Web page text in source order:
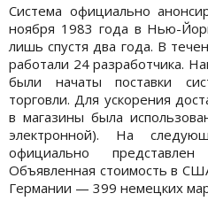
Система официально
ноября 1983 года в Нью-
лишь спустя два года. В
работали 24 разработчика.
были начаты поставки
торговли. Для ускорения
в магазины была
электронной). На
официально
Объявленная стоимость в
Германии — 399 немецких